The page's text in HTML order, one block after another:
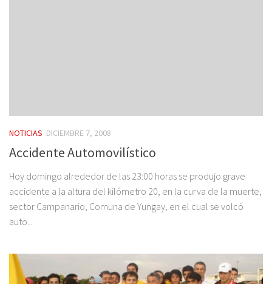
NOTICIAS DICIEMBRE 7, 2008
Accidente Automovilístico
Hoy domingo alrededor de las 23:00 horas se produjo grave
accidente a la altura del kilómetro 20, en la curva de la muerte,
sector Campanario, Comuna de Yungay, en el cual se volcó
auto...